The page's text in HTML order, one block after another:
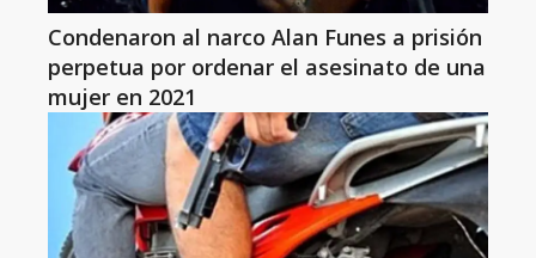
Condenaron al narco Alan Funes a prisión
perpetua por ordenar el asesinato de una
mujer en 2021